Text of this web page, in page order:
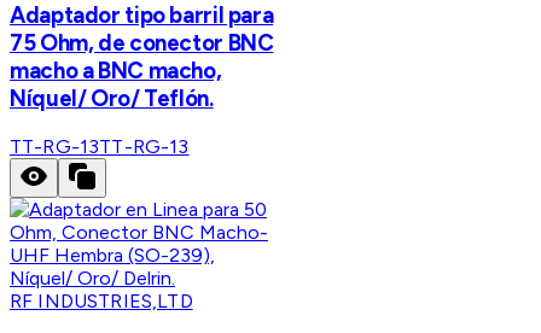
Adaptador tipo barril para
75 Ohm, de conector BNC
macho a BNC macho,
Níquel/ Oro/ Teflón.
TT-RG-13TT-RG-13
RF INDUSTRIES,LTD